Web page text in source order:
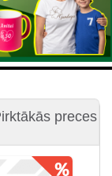
preces